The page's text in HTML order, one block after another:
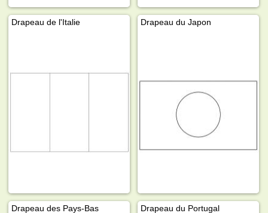
Drapeau de l'Italie Drapeau du Japon
Drapeau des Pays-Bas Drapeau du Portugal